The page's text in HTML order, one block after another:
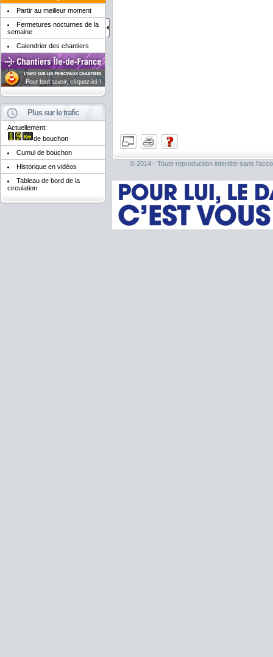
Partir au meilleur moment
Fermetures nocturnes de la
semaine
Calendrier des chantiers
Plus sur le trafic
Actuellement:
de bouchon
Cumul de bouchon
Historique en vidéos
Tableau de bord de la
circulation
© 2014 - Toute reproduction interdite sans